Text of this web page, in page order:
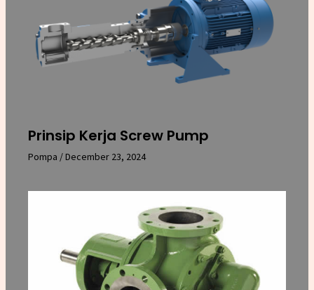
Prinsip Kerja Screw Pump
Pompa /December 23, 2024